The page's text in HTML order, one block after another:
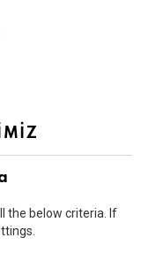
the below criteria. If